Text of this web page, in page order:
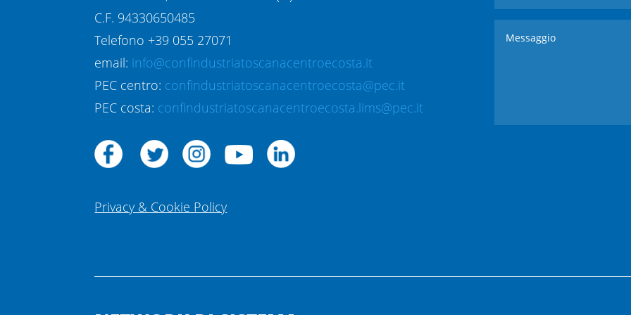
C.F. 94330650485
Telefono +39 055 27071
email: info@confindustriatoscanacentroecosta.it
PEC centro: confindustriatoscanacentroecosta@pec.it
PEC costa: confindustriatoscanacentroecosta.lims@pec.it
Privacy & Cookie Policy